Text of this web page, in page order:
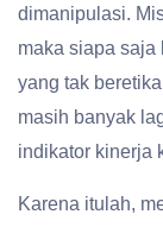
dimanipulasi.
maka siapa saja
yang tak
masih banyak
indikator kinerja
Karena itulah,